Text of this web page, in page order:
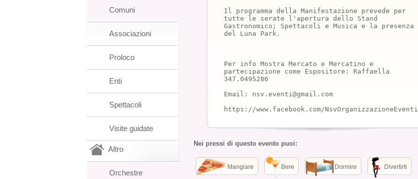
Il programma della Manifestazione prevede per
tutte le serate l'apertura dello Stand
Gastronomico; Spettacoli e Musica e la presenza
del Luna Park.
Per info Mostra Mercato e Mercatino e
partecipazione come Espositore: Raffaella
347.0495286
Email: nsv.eventi@gmail.com
https://www.facebook.com/NsvOrganizzazioneEventi
Nei pressi di questo evento puoi:
Mangiare Bere Dormire Divertirti
Comuni
Associazioni
Proloco
Enti
Spettacoli
Visite guidate
Altro
Orchestre